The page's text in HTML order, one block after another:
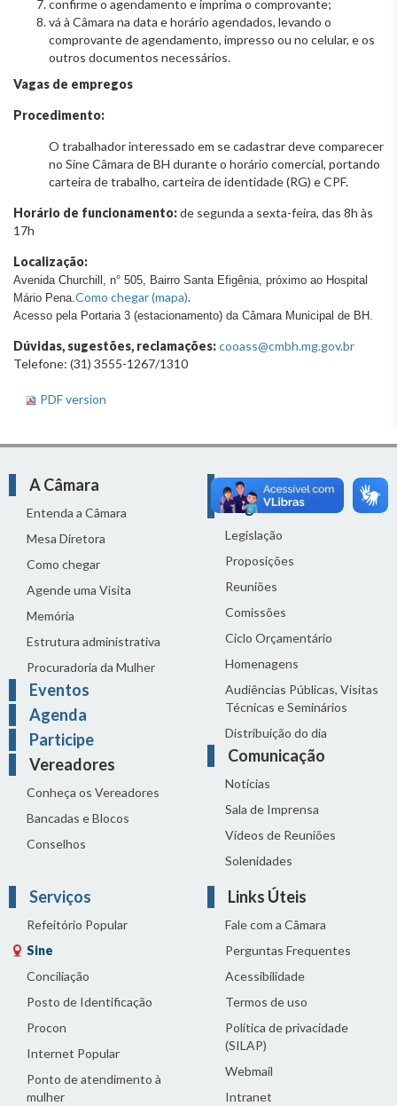
confirme o agendamento e imprima o comprovante;
vá à Câmara na data e horário agendados, levando o
comprovante de agendamento, impresso ou no celular, e os
outros documentos necessários.
Vagas de empregos
Procedimento:
O trabalhador interessado em se cadastrar deve comparecer
no Sine Câmara de BH durante o horário comercial, portando
carteira de trabalho, carteira de identidade (RG) e CPF.
Horário de funcionamento:de segunda a sexta-feira, das 8h às
17h
Localização:
Avenida Churchill, n° 505, Bairro Santa Efigênia, próximo ao Hospital
Mário Pena.Como chegar (mapa).
Acesso pela Portaria 3 (estacionamento) da Câmara Municipal de BH.
Dúvidas, sugestões, reclamações:cooass@cmbh.mg.gov.br
Telefone: (31) 3555-1267/1310
PDF version
A Câmara
Entenda a Câmara
Mesa Diretora
Como chegar
Agende uma Visita
Memória
Estrutura administrativa
Procuradoria da Mulher
Eventos
Agenda
Participe
Vereadores
Conheça os Vereadores
Bancadas e Blocos
Conselhos
Atividade
Legislativa
Legislação
Proposições
Reuniões
Comissões
Ciclo Orçamentário
Homenagens
Audiências Públicas, Visitas
Técnicas e Seminários
Distribuição do dia
Comunicação
Notícias
Sala de Imprensa
Vídeos de Reuniões
Solenidades
Serviços
Refeitório Popular
Sine
Conciliação
Posto de Identificação
Procon
Internet Popular
Ponto de atendimento à
mulher
Links Úteis
Fale com a Câmara
Perguntas Frequentes
Acessibilidade
Termos de uso
Política de privacidade
(SILAP)
Webmail
Intranet